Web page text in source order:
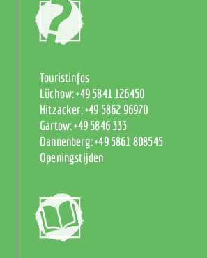
Touristinfos
Lüchow:+49 5841 126450
Hitzacker:+49 5862 96970
Gartow:+49 5846 333
Dannenberg:+49 5861 808545
Openingstijden